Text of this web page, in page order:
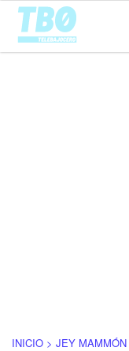
Cargando...
INICIO > JEY MAMMÓN